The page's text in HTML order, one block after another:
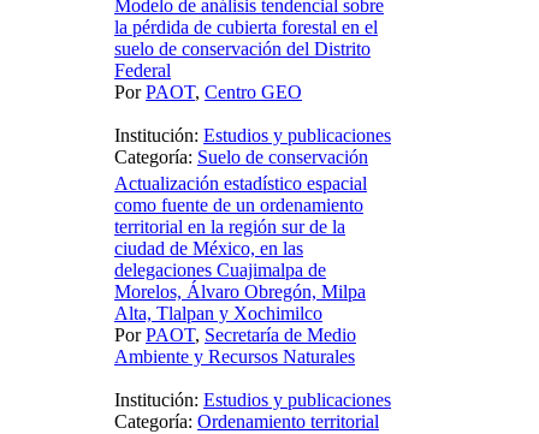
Modelo de análisis tendencial sobre
la pérdida de cubierta forestal en el
suelo de conservación del Distrito
Federal
PorPAOT, Centro GEO
Institución: Estudios y publicaciones
Categoría: Suelo de conservación
Actualización estadístico espacial
como fuente de un ordenamiento
territorial en la región sur de la
ciudad de México, en las
delegaciones Cuajimalpa de
Morelos, Álvaro Obregón, Milpa
Alta, Tlalpan y Xochimilco
PorPAOT, Secretaría de Medio
Ambiente y Recursos Naturales
Institución: Estudios y publicaciones
Categoría: Ordenamiento territorial